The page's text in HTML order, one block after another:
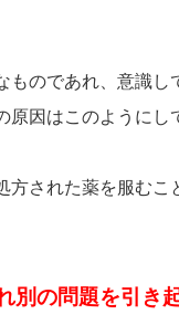
ものであれ、意識
原因はこのようにし
方された薬を服む
別の問題を引き